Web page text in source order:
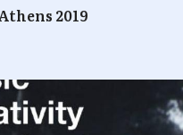
2019